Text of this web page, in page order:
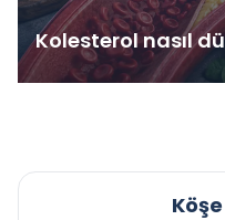
Kolesterol nasıl